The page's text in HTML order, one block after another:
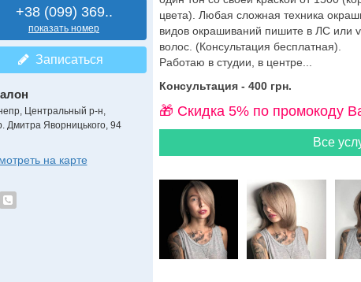
+38 (099) 369..
показать номер
Записаться
Центральный р-н,
Дмитра Яворницького, 94
на карте
цвета). Любая сложная техника
видов окрашиваний пишите в ЛС или
волос. (Консультация бесплатная).
Работаю в студии, в центре...
Консультация - 400 грн.
🎁 Cкидка 5% по промокоду
Все